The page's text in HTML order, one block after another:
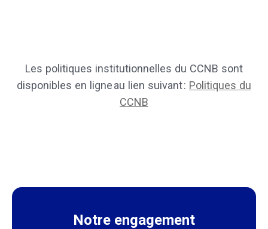
Les politiques institutionnelles du CCNB sont
disponibles en ligne au lien suivant : Politiques du
CCNB
Notre engagement